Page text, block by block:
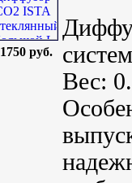
1750 руб.
Вес: